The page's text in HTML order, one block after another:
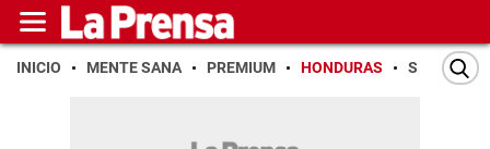
INICIO MENTE SANA PREMIUM HONDURAS SAN PEDRO